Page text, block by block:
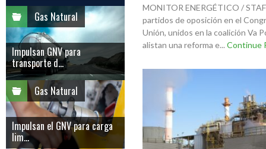
MONITOR ENERGÉTICO /
partidos de oposición en el
Unión, unidos en la coalición Va
alistan una reforma e... Continue
Gas Natural
Impulsan GNV para
transporte d...
Gas Natural
Impulsan el GNV para carga
lim...